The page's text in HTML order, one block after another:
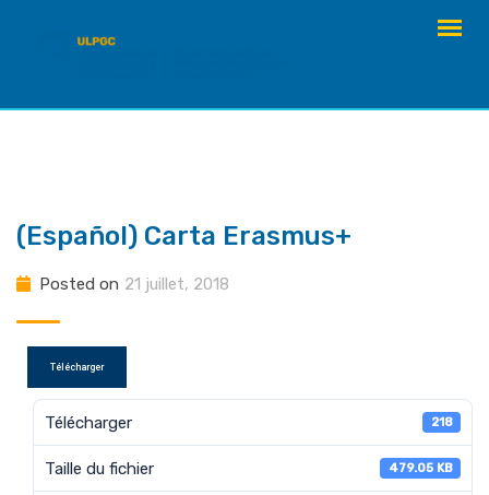
(Español) Carta Erasmus+
Posted on 21 juillet, 2018
Télécharger
Télécharger 218
Taille du fichier 479.05 KB